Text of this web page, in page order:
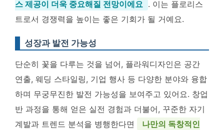
스 제공이 더욱 중요해질 전망이에요 . 이는 플로리스
트로서 경쟁력을 높이는 좋은 기회가 될 거예요.
성장과 발전 가능성
단순히 꽃을 다루는 것을 넘어, 플라워디자인은 공간
연출, 웨딩 스타일링, 기업 행사 등 다양한 분야와 융합
하며 무궁무진한 발전 가능성을 보여주고 있어요. 창업
반 과정을 통해 얻은 실전 경험과 더불어, 꾸준한 자기
계발과 트렌드 분석을 병행한다면
나만의 독창적인